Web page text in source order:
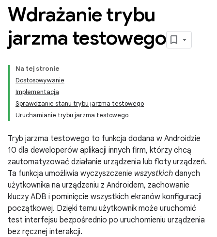
Wdrażanie trybu
jarzma testowego
Na tej stronie
Dostosowywanie
Implementacja
Sprawdzanie stanu trybu jarzma testowego
Uruchamianie trybu jarzma testowego
Tryb jarzma testowego to funkcja dodana w Androidzie
10 dla deweloperów aplikacji innych firm, którzy chcą
zautomatyzować działanie urządzenia lub floty urządzeń.
Ta funkcja umożliwia wyczyszczenie wszystkich danych
użytkownika na urządzeniu z Androidem, zachowanie
kluczy ADB i pominięcie wszystkich ekranów konfiguracji
początkowej. Dzięki temu użytkownik może uruchomić
test interfejsu bezpośrednio po uruchomieniu urządzenia
bez ręcznej interakcji.